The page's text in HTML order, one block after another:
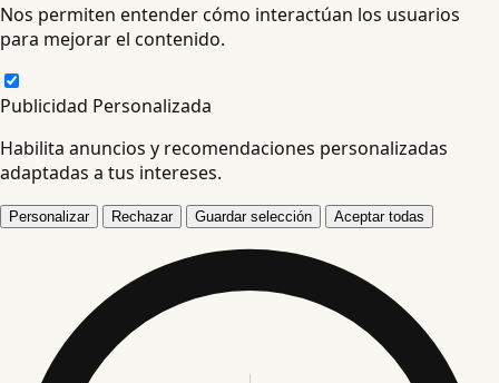
Nos permiten entender cómo interactúan los usuarios
para mejorar el contenido.
Publicidad Personalizada
Habilita anuncios y recomendaciones personalizadas
adaptadas a tus intereses.
Personalizar Rechazar Guardar selección Aceptar todas